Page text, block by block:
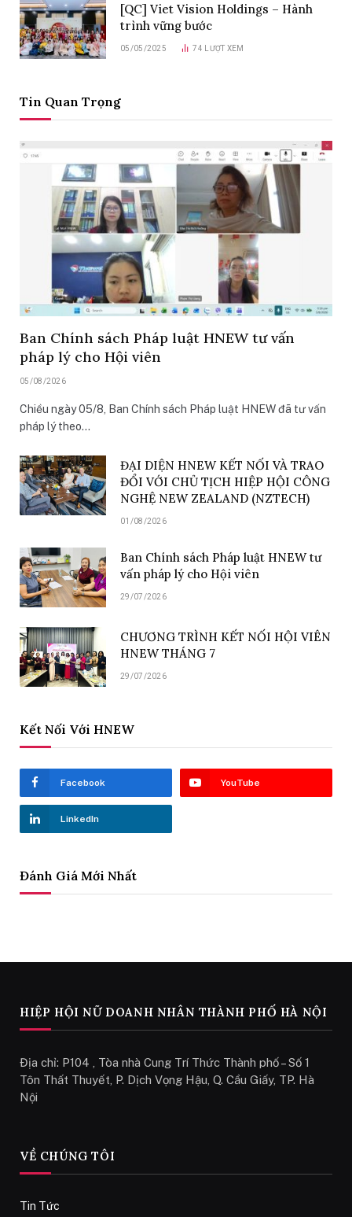
[QC] Viet Vision Holdings – Hành
trình vững bước
05/05/2025 74 LƯỢT XEM
Tin Quan Trọng
Ban Chính sách Pháp luật HNEW tư vấn
pháp lý cho Hội viên
05/08/2026
Chiều ngày 05/8, Ban Chính sách Pháp luật HNEW đã tư vấn
pháp lý theo…
ĐẠI DIỆN HNEW KẾT NỐI VÀ TRAO
ĐỔI VỚI CHỦ TỊCH HIỆP HỘI CÔNG
NGHỆ NEW ZEALAND (NZTECH)
01/08/2026
Ban Chính sách Pháp luật HNEW tư
vấn pháp lý cho Hội viên
29/07/2026
CHƯƠNG TRÌNH KẾT NỐI HỘI VIÊN
HNEW THÁNG 7
29/07/2026
Kết Nối Với HNEW
Facebook YouTube
LinkedIn
Đánh Giá Mới Nhất
HIỆP HỘI NỮ DOANH NHÂN THÀNH PHỐ HÀ NỘI
Địa chỉ: P104 , Tòa nhà Cung Trí Thức Thành phố – Số 1
Tôn Thất Thuyết, P. Dịch Vọng Hậu, Q. Cầu Giấy, TP. Hà
Nội
VỀ CHÚNG TÔI
Tin Tức